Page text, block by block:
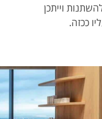
וייתכן
ככזה.